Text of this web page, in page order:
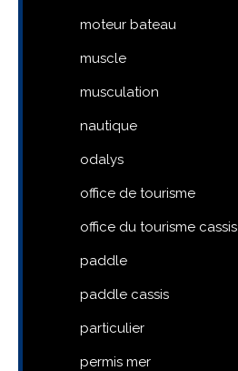
moteur bateau
muscle
musculation
nautique
odalys
office de tourisme
office du tourisme cassis
paddle
paddle cassis
particulier
permis mer